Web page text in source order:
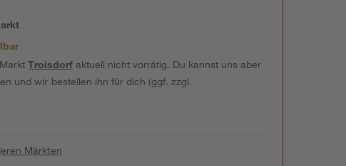
Troisdorfaktuell nicht vorrätig. Du kannst uns aber
und wir bestellen ihn für dich (ggf. zzgl.
Märkten